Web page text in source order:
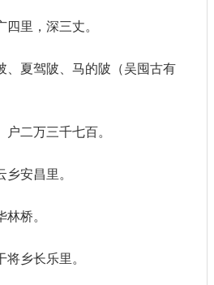
里，深三丈。
、夏驾陂、马的陂（吴囤古有
二万三千七百。
安昌里。
桥。
乡长乐里。